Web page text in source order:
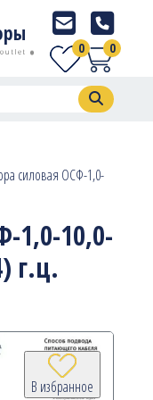
outlet 0
0
силовая ОСФ-1,0-
1,0-10,0-
г.ц.
В избранное